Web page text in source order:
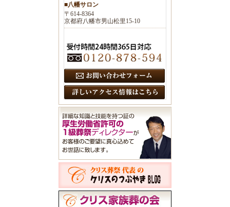
■八幡サロン
〒614-8364
京都府八幡市男山松里15-10